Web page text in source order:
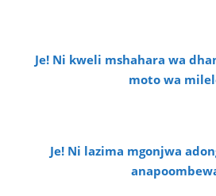
Je! Ni kweli mshahara wa
moto wa
Je! Ni lazima mgonjwa